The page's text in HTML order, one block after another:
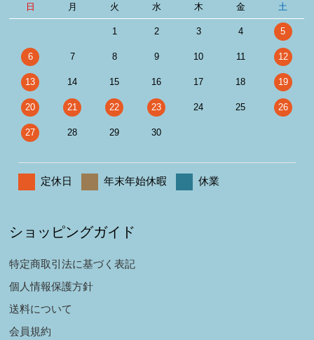
日 月 火 水 木 金 土
1 2 3 4 5
6 7 8 9 10 11 12
13 14 15 16 17 18 19
20 21 22 23 24 25 26
27 28 29 30
定休日 年末年始休暇 休業
ショッピングガイド
特定商取引法に基づく表記
個人情報保護方針
送料について
会員規約